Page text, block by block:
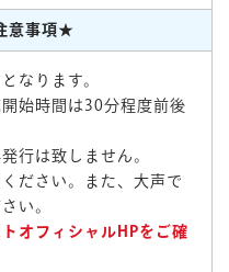
意事項★
なります。
始時間は30分程度前後
行は致しません。
ださい。また、大声で
い。
オフィシャルHPをご確